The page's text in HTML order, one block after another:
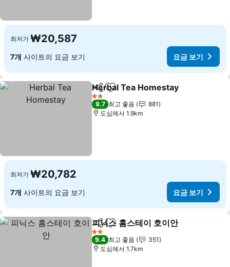
최저가 ₩20,587
7개 사이트의 요금 보기 요금 보기
공유 즐겨찾기에 추가
Herbal Tea Homestay
2 성급
9.7 최고 좋음
881
도심에서 1.9km
최저가 ₩20,782
7개 사이트의 요금 보기 요금 보기
공유 즐겨찾기에 추가
피닉스 홈스테이 호이안
2 성급
9.4 최고 좋음
351
도심에서 1.7km